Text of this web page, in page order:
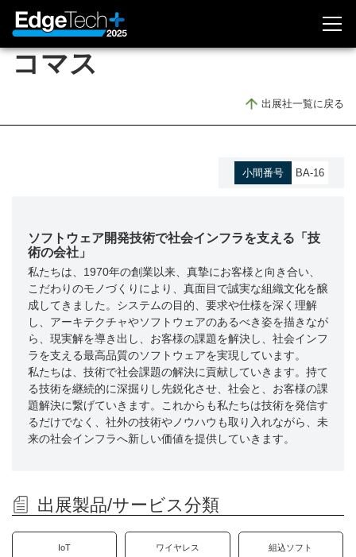
コマス
出展社一覧に戻る
小間番号 BA-16
ソフトウェア開発技術で社会インフラを支える「技
術の会社」
私たちは、1970年の創業以来、真摯にお客様と向き合い、
こだわりのモノづくりにより、真面目で誠実な組織文化を醸
成してきました。システムの目的、要求や仕様を深く理解
し、アーキテクチャやソフトウェアのあるべき姿を描きなが
ら、現実解を導き出し、お客様の課題を解決し、社会インフ
ラを支える最高品質のソフトウェアを実現しています。
私たちは、技術で社会課題の解決に貢献していきます。持て
る技術を継続的に深掘りし先鋭化させ、社会と、お客様の課
題解決に繋げていきます。これからも私たちは技術を発信す
るだけでなく、社外の技術やノウハウも取り入れながら、未
来の社会インフラへ新しい価値を提供していきます。
出展製品/サービス分類
IoT ワイヤレス 組込ソフト
委員会メンバー
アクセス
メディアスポンサー
出展社情報
出展社一覧／フロアレイアウト（会場MAP PDF）
カオスマップ（PDF）
コア技術編
プラス技術編
カンファレンス
カンファレンス一覧（PDF）